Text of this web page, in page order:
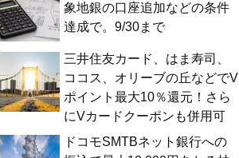
象地銀の口座追加などの条件
達成で。9/30まで
三井住友カード、はま寿司、
ココス、オリーブの丘などでV
ポイント最大10％還元！さら
にVカードクーポンも併用可
ドコモSMTBネット銀行への